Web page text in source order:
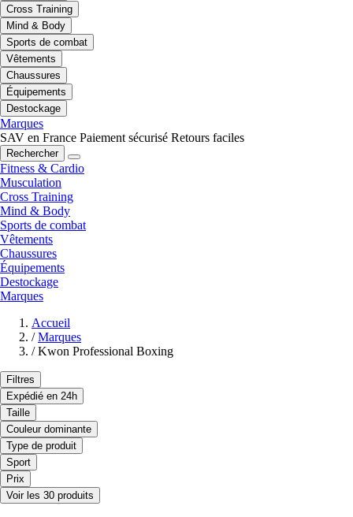
Cross Training
Mind & Body
Sports de combat
Vêtements
Chaussures
Équipements
Destockage
Marques
SAV en France Paiement sécurisé Retours faciles
Rechercher
Fitness & Cardio
Musculation
Cross Training
Mind & Body
Sports de combat
Vêtements
Chaussures
Équipements
Destockage
Marques
Accueil
/ Marques
/ Kwon Professional Boxing
Filtres
Expédié en 24h
Taille
Couleur dominante
Type de produit
Sport
Prix
Voir les 30 produits